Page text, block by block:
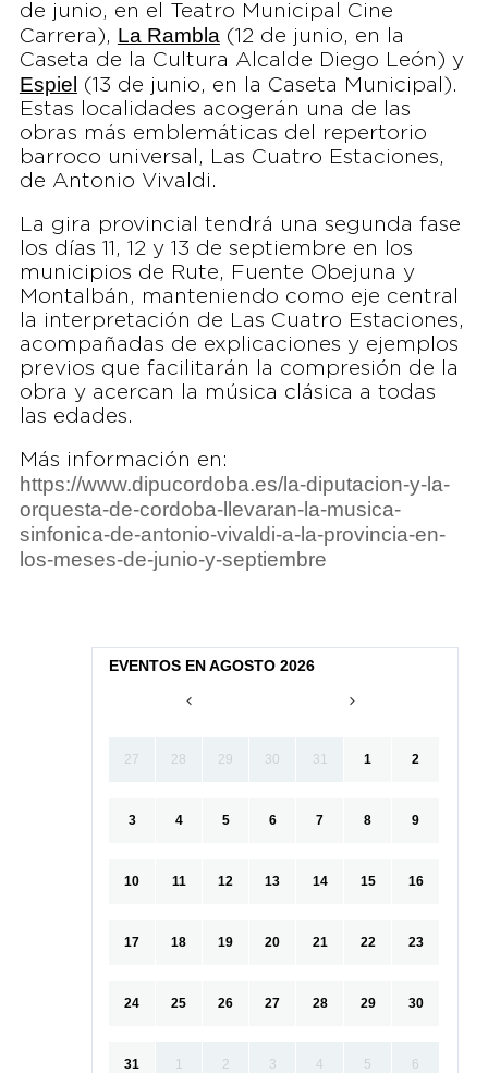
de junio, en el Teatro Municipal Cine
Carrera), La Rambla (12 de junio, en la
Caseta de la Cultura Alcalde Diego León) y
Espiel (13 de junio, en la Caseta Municipal).
Estas localidades acogerán una de las
obras más emblemáticas del repertorio
barroco universal, Las Cuatro Estaciones,
de Antonio Vivaldi.
La gira provincial tendrá una segunda fase
los días 11, 12 y 13 de septiembre en los
municipios de Rute, Fuente Obejuna y
Montalbán, manteniendo como eje central
la interpretación de Las Cuatro Estaciones,
acompañadas de explicaciones y ejemplos
previos que facilitarán la compresión de la
obra y acercan la música clásica a todas
las edades.
Más información en:
https://www.dipucordoba.es/la-diputacion-y-la-
orquesta-de-cordoba-llevaran-la-musica-
sinfonica-de-antonio-vivaldi-a-la-provincia-en-
los-meses-de-junio-y-septiembre
EVENTOS EN AGOSTO 2026
27 28 29 30 31 1 2
3 4 5 6 7 8 9
10 11 12 13 14 15 16
17 18 19 20 21 22 23
24 25 26 27 28 29 30
31 1 2 3 4 5 6